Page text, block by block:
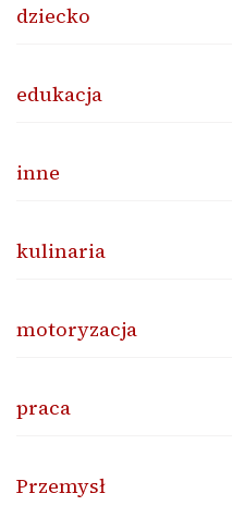
dziecko
edukacja
inne
kulinaria
motoryzacja
praca
Przemysł